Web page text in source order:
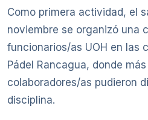
Como primera actividad, el
noviembre se organizó una
funcionarios/as UOH en las
Pádel Rancagua, donde
colaboradores/as pudieron
disciplina.